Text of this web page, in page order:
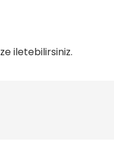
iletebilirsiniz.